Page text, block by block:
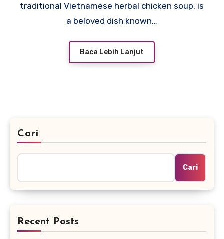
traditional Vietnamese herbal chicken soup, is
a beloved dish known…
Baca Lebih Lanjut
Cari
Cari
Recent Posts